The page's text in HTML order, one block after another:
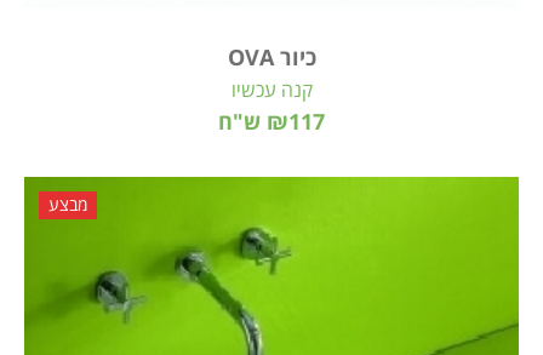
כיור OVA
₪117 ש"ח
קנה עכשיו
מבצע